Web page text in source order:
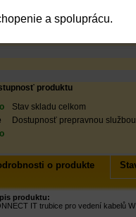
obchodník:
manager:
produktu
Stav skladu celkom
Dostupnosť prepravnou
o produkte
produktu:
IT trubice pro vedení kabelů
a spoluprácu.